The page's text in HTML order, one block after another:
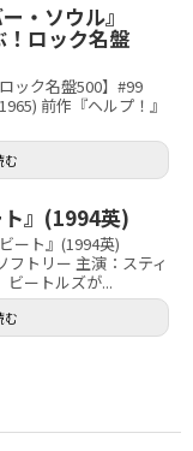
・ソウル』
ロック名盤
ック名盤500】#99
前作『ヘルプ！』
む
ト』(1994英)
ート』(1994英)
トリー 主演：スティ
ビートルズが...
む